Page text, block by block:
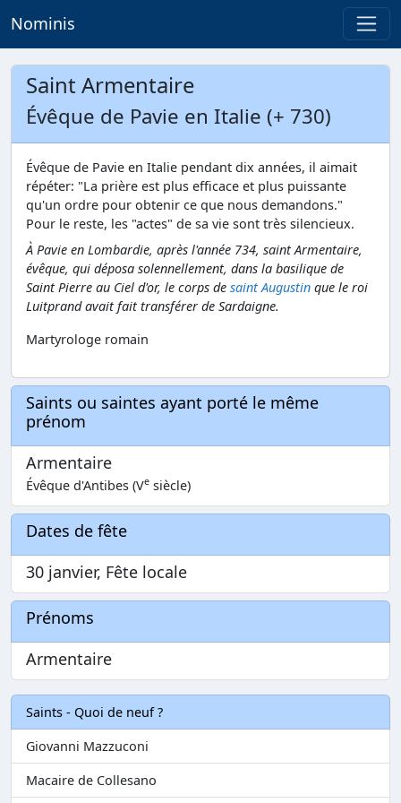
Nominis
Saint Armentaire
Évêque de Pavie en Italie (+ 730)
Évêque de Pavie en Italie pendant dix années, il aimait
répéter: "La prière est plus efficace et plus puissante
qu'un ordre pour obtenir ce que nous demandons."
Pour le reste, les "actes" de sa vie sont très silencieux.
À Pavie en Lombardie, après l'année 734, saint Armentaire,
évêque, qui déposa solennellement, dans la basilique de
Saint Pierre au Ciel d'or, le corps de saint Augustin que le roi
Luitprand avait fait transférer de Sardaigne.
Martyrologe romain
Saints ou saintes ayant porté le même
prénom
Armentaire
Évêque d'Antibes (Ve siècle)
Dates de fête
30 janvier, Fête locale
Prénoms
Armentaire
Saints - Quoi de neuf ?
Giovanni Mazzuconi
Macaire de Collesano